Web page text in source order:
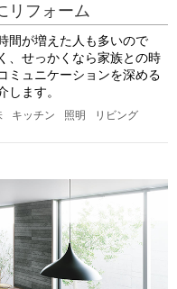
リフォーム
間が増えた人も多いので
、せっかくなら家族との時
ミュニケーションを深める
ます。
キッチン 照明
リビング